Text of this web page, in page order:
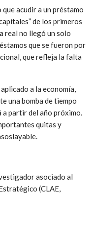
acudir a un préstamo
de los primeros
real no llegó un solo
que se fueron por
que refleja la falta
a la economía,
una bomba de tiempo
a partir del año próximo.
quitas y
asociado al
(CLAE,